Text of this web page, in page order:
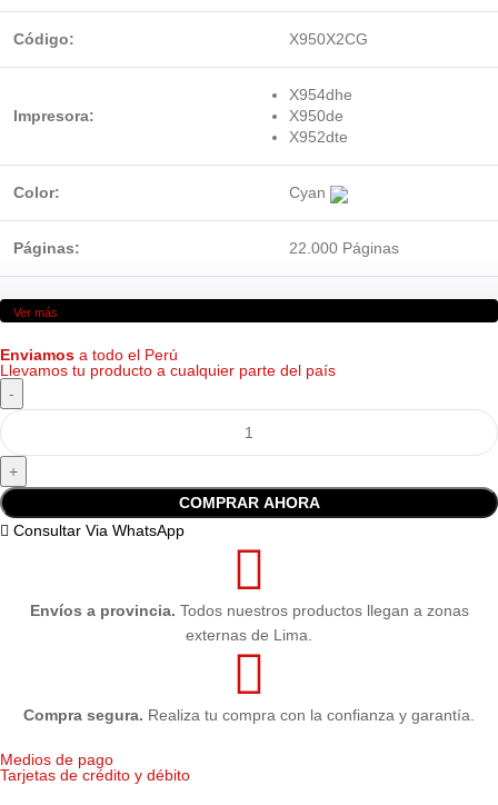
Código: X950X2CG
Impresora:
X954dhe
X950de
X952dte
Color: Cyan
Páginas: 22.000 Páginas
Ver más
Enviamos a todo el Perú
Llevamos tu producto a cualquier parte del país
COMPRAR AHORA
Consultar Via WhatsApp
Envíos a provincia. Todos nuestros productos llegan a zonas
externas de Lima.
Compra segura. Realiza tu compra con la confianza y garantía.
Medios de pago
Tarjetas de crédito y débito